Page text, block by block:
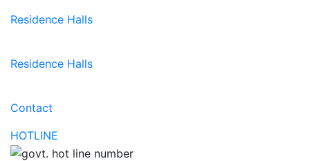
Residence Halls
Residence Halls
Contact
HOTLINE